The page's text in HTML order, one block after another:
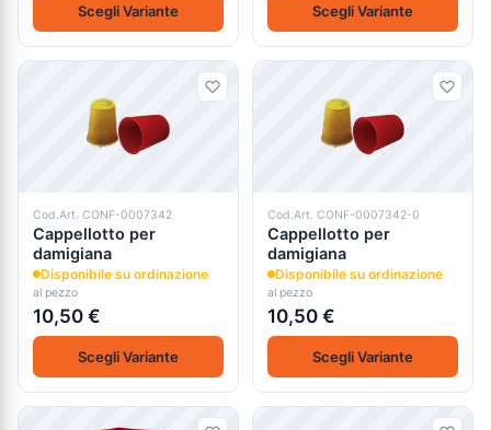
Scegli Variante Scegli Variante
Cod.Art. CONF-0007342
Cappellotto per
damigiana
Disponibile su ordinazione
al pezzo
10,50 €
Scegli Variante
Cod.Art. CONF-0007342-0
Cappellotto per
damigiana
Disponibile su ordinazione
al pezzo
10,50 €
Scegli Variante